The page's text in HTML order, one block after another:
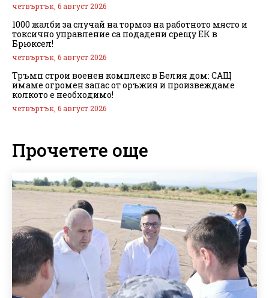
четвъртък, 6 август 2026
1000 жалби за случай на тормоз на работното място и
токсично управление са подадени срещу ЕК в
Брюксел!
четвъртък, 6 август 2026
Тръмп строи военен комплекс в Белия дом: САЩ
имаме огромен запас от оръжия и произвеждаме
колкото е необходимо!
четвъртък, 6 август 2026
Прочетете още